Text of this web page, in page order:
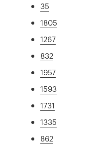
35
1805
1267
832
1957
1593
1731
1335
862